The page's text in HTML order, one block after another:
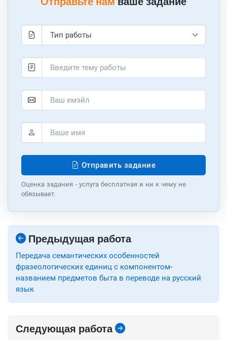
Отправить задание
Оценка задания - услуга бесплатная и ни к чему не
обязывает.
Предыдущая работа
Передача семантических особенностей
фразеологических единиц с компонентом-
названием предметов быта в переводе на русский
язык
Следующая работа